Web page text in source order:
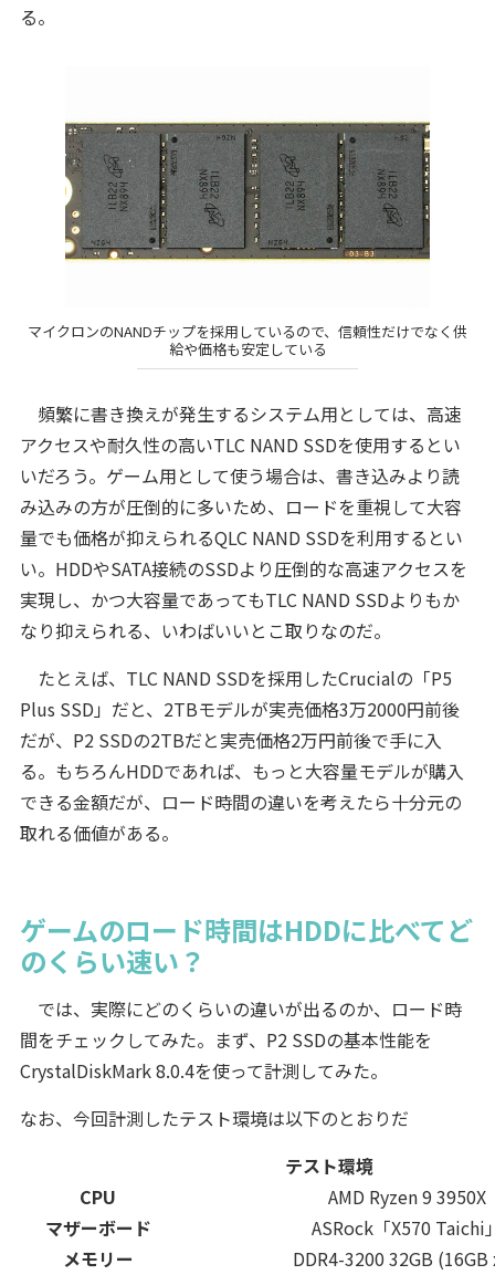
る。
マイクロンのNANDチップを採用しているので、信頼性だけでなく供
給や価格も安定している
頻繁に書き換えが発生するシステム用としては、高速
アクセスや耐久性の高いTLC NAND SSDを使用するとい
いだろう。ゲーム用として使う場合は、書き込みより読
み込みの方が圧倒的に多いため、ロードを重視して大容
量でも価格が抑えられるQLC NAND SSDを利用するとい
い。HDDやSATA接続のSSDより圧倒的な高速アクセスを
実現し、かつ大容量であってもTLC NAND SSDよりもか
なり抑えられる、いわばいいとこ取りなのだ。
たとえば、TLC NAND SSDを採用したCrucialの「P5
Plus SSD」だと、2TBモデルが実売価格3万2000円前後
だが、P2 SSDの2TBだと実売価格2万円前後で手に入
る。もちろんHDDであれば、もっと大容量モデルが購入
できる金額だが、ロード時間の違いを考えたら十分元の
取れる価値がある。
ゲームのロード時間はHDDに比べてど
のくらい速い？
では、実際にどのくらいの違いが出るのか、ロード時
間をチェックしてみた。まず、P2 SSDの基本性能を
CrystalDiskMark 8.0.4を使って計測してみた。
なお、今回計測したテスト環境は以下のとおりだ
テスト環境
CPU
AMD Ryzen 9 3950X
マザーボード
ASRock「X570 Taichi
メモリー
DDR4-3200 32GB (16GB